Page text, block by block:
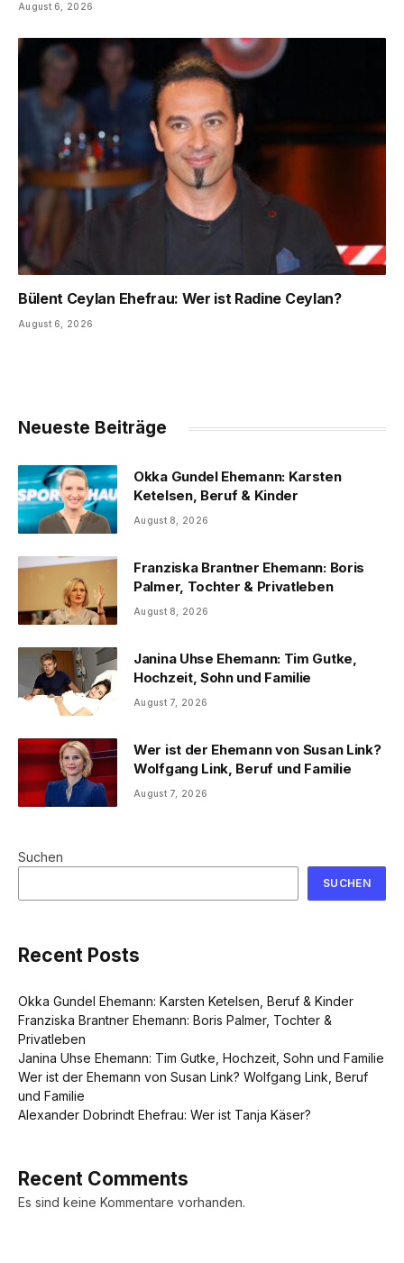
August 6, 2026
Bülent Ceylan Ehefrau: Wer ist Radine Ceylan?
August 6, 2026
Neueste Beiträge
Okka Gundel Ehemann: Karsten
Ketelsen, Beruf & Kinder
August 8, 2026
Franziska Brantner Ehemann: Boris
Palmer, Tochter & Privatleben
August 8, 2026
Janina Uhse Ehemann: Tim Gutke,
Hochzeit, Sohn und Familie
August 7, 2026
Wer ist der Ehemann von Susan Link?
Wolfgang Link, Beruf und Familie
August 7, 2026
Suchen
SUCHEN
Recent Posts
Okka Gundel Ehemann: Karsten Ketelsen, Beruf & Kinder
Franziska Brantner Ehemann: Boris Palmer, Tochter &
Privatleben
Janina Uhse Ehemann: Tim Gutke, Hochzeit, Sohn und Familie
Wer ist der Ehemann von Susan Link? Wolfgang Link, Beruf
und Familie
Alexander Dobrindt Ehefrau: Wer ist Tanja Käser?
Recent Comments
Es sind keine Kommentare vorhanden.